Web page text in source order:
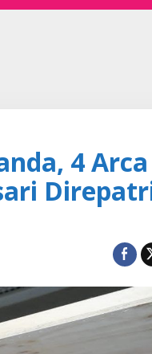
4 Arca